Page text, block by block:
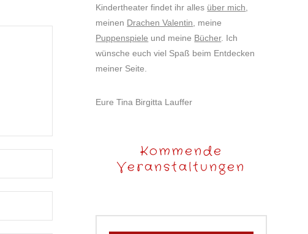
Kindertheater findet ihr alles über mich
meinen Drachen Valentin , meine
Puppenspiele und meine Bücher. Ich
wünsche euch viel Spaß beim Entdecken
meiner Seite.
Eure Tina Birgitta Lauffer
Kommende
Veranstaltungen